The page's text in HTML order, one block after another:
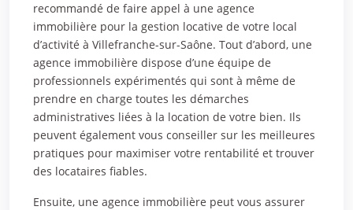
recommandé de faire appel à une agence
immobilière pour la gestion locative de votre local
d’activité à Villefranche-sur-Saône. Tout d’abord, une
agence immobilière dispose d’une équipe de
professionnels expérimentés qui sont à même de
prendre en charge toutes les démarches
administratives liées à la location de votre bien. Ils
peuvent également vous conseiller sur les meilleures
pratiques pour maximiser votre rentabilité et trouver
des locataires fiables.
Ensuite, une agence immobilière peut vous assurer